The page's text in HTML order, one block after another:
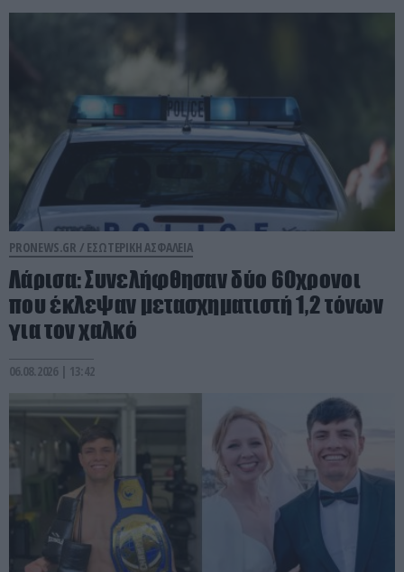
PRONEWS.GR / ΕΣΩΤΕΡΙΚΗ ΑΣΦΑΛΕΙΑ
Λάρισα: Συνελήφθησαν δύο 60χρονοι
που έκλεψαν μετασχηματιστή 1,2 τόνων
για τον χαλκό
06.08.2026 | 13:42